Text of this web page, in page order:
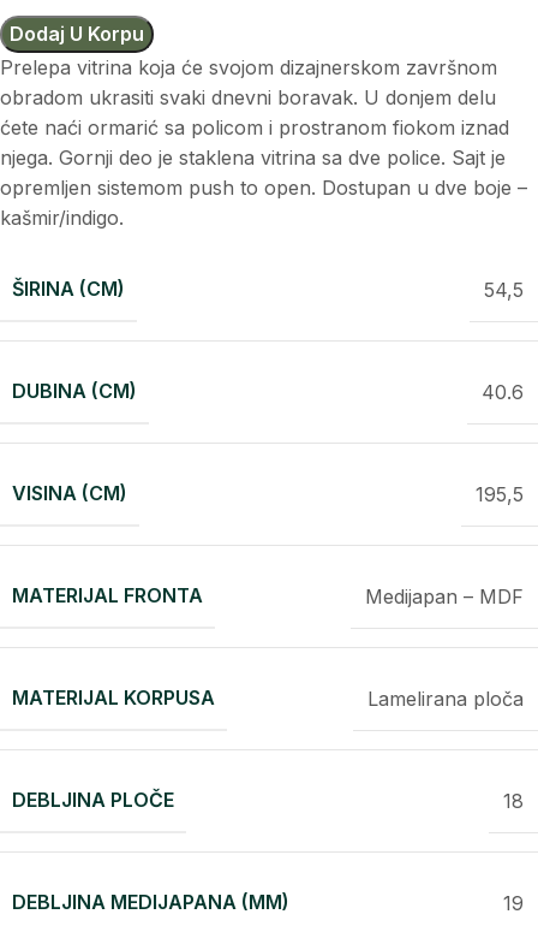
Dodaj U Korpu
Prelepa vitrina koja će svojom dizajnerskom završnom
obradom ukrasiti svaki dnevni boravak. U donjem delu
ćete naći ormarić sa policom i prostranom fiokom iznad
njega. Gornji deo je staklena vitrina sa dve police. Sajt je
opremljen sistemom push to open. Dostupan u dve boje –
kašmir/indigo.
ŠIRINA (CM) 54,5
DUBINA (CM) 40.6
VISINA (CM) 195,5
MATERIJAL FRONTA Medijapan – MDF
MATERIJAL KORPUSA Lamelirana ploča
DEBLJINA PLOČE 18
DEBLJINA MEDIJAPANA (MM) 19